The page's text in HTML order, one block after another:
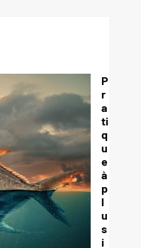
P
r
a
ti
q
u
e
à
p
l
u
s
i